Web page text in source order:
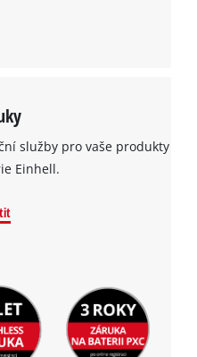
služby pro vaše produkty
Einhell.